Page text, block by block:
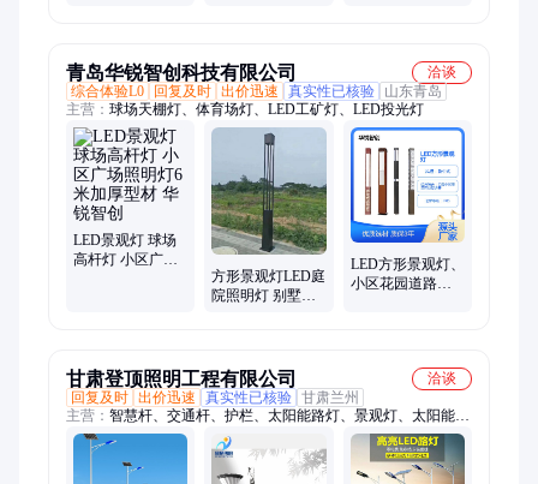
青岛华锐智创科技有限公司
洽谈
综合体验L0
回复及时 出价迅速 真实性已核验
山东青岛
主营： 球场天棚灯、体育场灯、LED工矿灯、LED投光灯
LED景观灯 球场
高杆灯 小区广场
方形景观灯LED庭
院照明灯 别墅小
LED方形景观灯、
小区花园道路照
甘肃登顶照明工程有限公司
洽谈
回复及时 出价迅速 真实性已核验 甘肃兰州
主营： 智慧杆、交通杆、护栏、太阳能路灯、景观灯、太阳能路
灯维修、信号杆、八角杆